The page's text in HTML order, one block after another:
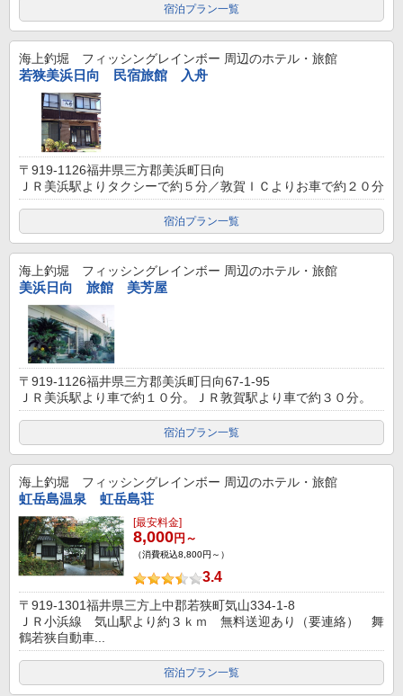
宿泊プラン一覧
海上釣堀 フィッシングレインボー 周辺のホテル・旅館
若狭美浜日向 民宿旅館 入舟
〒919-1126福井県三方郡美浜町日向
ＪＲ美浜駅よりタクシーで約５分／敦賀ＩＣよりお車で約２０分
宿泊プラン一覧
海上釣堀 フィッシングレインボー 周辺のホテル・旅館
美浜日向 旅館 美芳屋
〒919-1126福井県三方郡美浜町日向67-1-95
ＪＲ美浜駅より車で約１０分。ＪＲ敦賀駅より車で約３０分。
宿泊プラン一覧
海上釣堀 フィッシングレインボー 周辺のホテル・旅館
虹岳島温泉 虹岳島荘
[最安料金]
8,000円～
（消費税込8,800円～）
3.4
〒919-1301福井県三方上中郡若狭町気山334-1-8
ＪＲ小浜線 気山駅より約３ｋｍ 無料送迎あり（要連絡） 舞
鶴若狭自動車...
宿泊プラン一覧